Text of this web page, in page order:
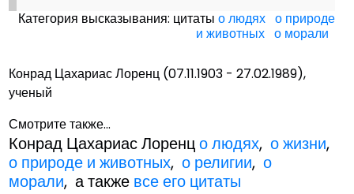
Категория высказывания: цитатыо людях о природе
и животных о морали
Конрад Цахариас Лоренц (07.11.1903 - 27.02.1989),
ученый
Смотрите также...
Конрад Цахариас Лоренцо людях,о жизни,
о природе и животных,о религии,о
морали, а также все его цитаты